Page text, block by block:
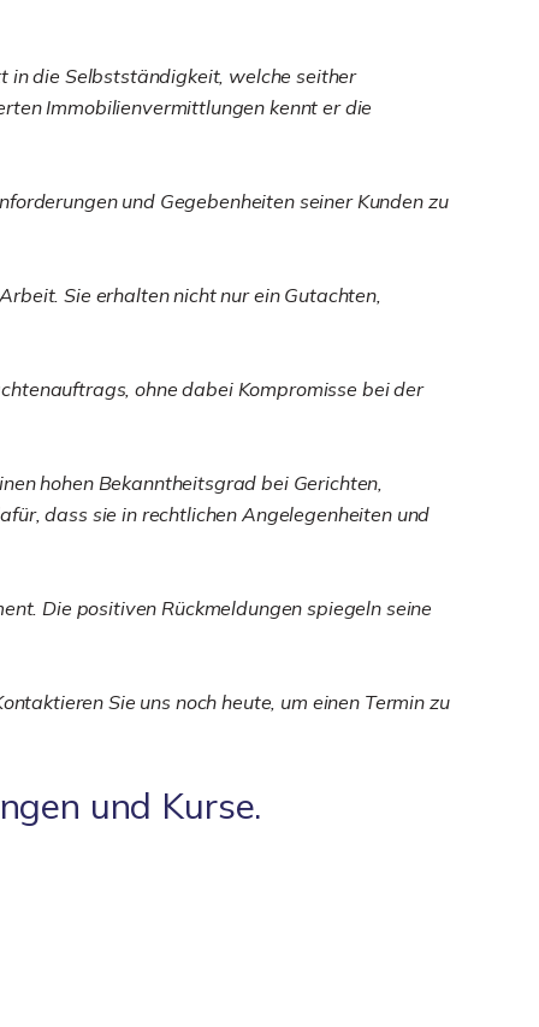
in die Selbstständigkeit, welche seither
Immobilienvermittlungen kennt er die
und Gegebenheiten seiner Kunden zu
Sie erhalten nicht nur ein Gutachten,
ohne dabei Kompromisse bei der
hohen Bekanntheitsgrad bei Gerichten,
dass sie in rechtlichen Angelegenheiten und
Die positiven Rückmeldungen spiegeln seine
Sie uns noch heute, um einen Termin zu
und Kurse.